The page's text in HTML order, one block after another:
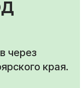
через
края.